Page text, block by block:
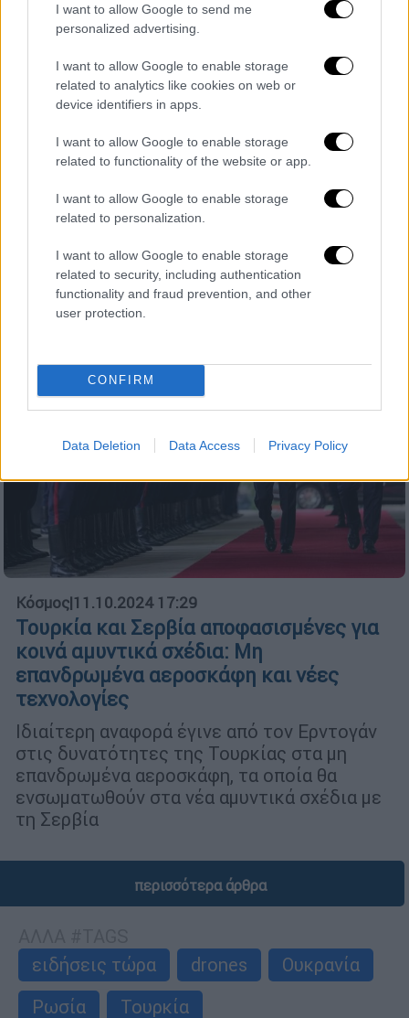
I want to allow Google to send me
personalized advertising.
I want to allow Google to enable storage
related to analytics like cookies on web or
device identifiers in apps.
I want to allow Google to enable storage
related to functionality of the website or app.
I want to allow Google to enable storage
related to personalization.
I want to allow Google to enable storage
related to security, including authentication
functionality and fraud prevention, and other
user protection.
CONFIRM
Data Deletion Data Access Privacy Policy
31.10.2024 22:25
Axios: Το Ιράν σχεδιάζει να επιτεθεί στο
Ισραήλ ως αντίποινα για το χτύπημα
στην Τεχεράνη
Το ειδησεογραφικό μέσο υποστηρίζει ότι η
Τεχεράνη σχεδιάζει ένα μεγάλο χτύπημα
προς το Ισραήλ
Κόσμος|11.10.2024 17:29
Τουρκία και Σερβία αποφασισμένες για
κοινά αμυντικά σχέδια: Μη
επανδρωμένα αεροσκάφη και νέες
τεχνολογίες
Ιδιαίτερη αναφορά έγινε από τον Ερντογάν
στις δυνατότητες της Τουρκίας στα μη
επανδρωμένα αεροσκάφη, τα οποία θα
ενσωματωθούν στα νέα αμυντικά σχέδια με
τη Σερβία
περισσότερα άρθρα
ειδήσεις τώρα
drones
Ουκρανία
Ρωσία
Τουρκία